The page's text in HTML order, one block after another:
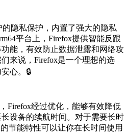
隐私保护，内置了强大的隐私
平台上，Firefox提供智能反跟
能，有效防止数据泄露和网络攻
来说，Firefox是一个理想的选
心。🔒
Firefox经过优化，能够有效降低
设备的续航时间。对于需要长时
节能特性可以让你在长时间使用